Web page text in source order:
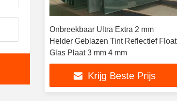
Onbreekbaar Ultra Extra 2 mm
Helder Geblazen Tint Reflectief Float
Glas Plaat 3 mm 4 mm
Krijg Beste Prijs